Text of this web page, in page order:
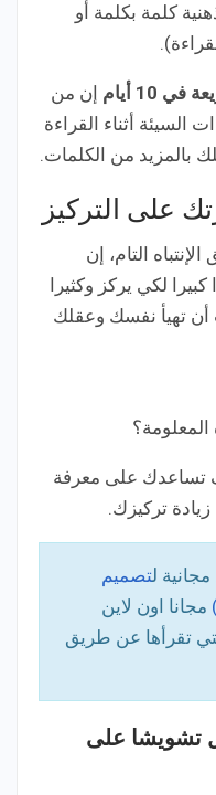
كلمة بكلمة أو
10 أيام
إن من
السيئة أثناء القراءة
بالمزيد من الكلمات.
على التركيز
التام، إن
لكي يركز وكثيرا
أن تهيأ نفسك وعقلك
تساعدك على معرفة
تركيزك.
تصميم
مجانا اون لاين
تقرأها عن طريق
تشويشا على